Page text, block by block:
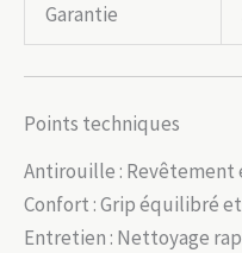
Garantie
Points techniques
Antirouille : Revêtement
Confort : Grip équilibré
Entretien : Nettoyage